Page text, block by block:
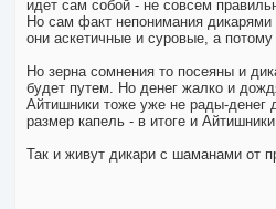
идет сам собой - не совсем
Но сам факт непонимания
они аскетичные и суровые, а
Но зерна сомнения то посеяны и
будет путем. Но денег жалко и
Айтишники тоже уже не рады-денег
размер капель - в итоге и
Так и живут дикари с шаманами от